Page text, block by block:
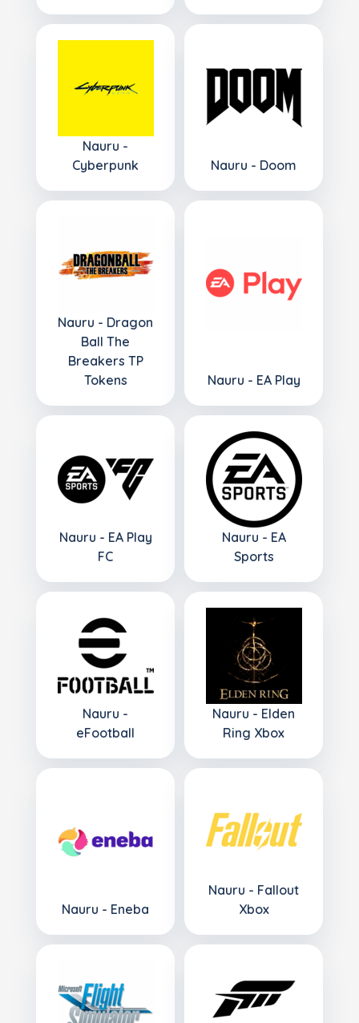
Nauru -
Cyberpunk
Nauru - Doom
Nauru - Dragon
Ball The
Breakers TP
Tokens
Nauru - EA Play
Nauru - EA Play
FC
Nauru - EA
Sports
Nauru -
eFootball
Nauru - Elden
Ring Xbox
Nauru - Eneba
Nauru - Fallout
Xbox